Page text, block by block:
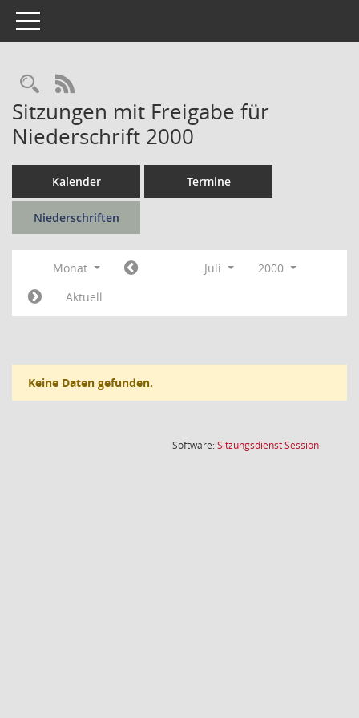
Toggle navigation
Rechercheauswahl
RSS-Feed
Sitzungen mit Freigabe für
Niederschrift 2000
Kalender Termine
Niederschriften
Monat Juli
2000
Aktuell
Keine Daten gefunden.
Software:SitzungsdienstSession(Wird in